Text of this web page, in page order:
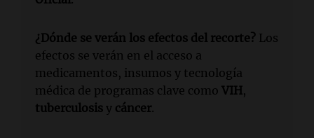
¿Dónde se verán los efectos del recorte? Los
efectos se verán en el acceso a
medicamentos, insumos y tecnología
médica de programas clave como VIH,
tuberculosis y cáncer.